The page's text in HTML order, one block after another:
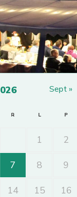
R L P
1 2
7 8 9
14 15 16
Sept »